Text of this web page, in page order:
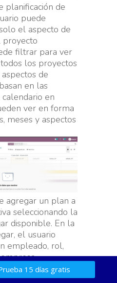
planificación de
puede
el aspecto de
proyecto
filtrar para ver
los proyectos
de
en las
en
ver en forma
meses y aspectos
agregar un plan a
seleccionando la
disponible. En la
el usuario
empleado, rol,
asignado y
15 días gratis